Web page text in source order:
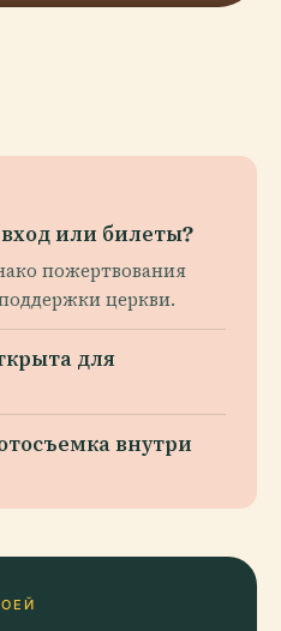
или билеты?
пожертвования
церкви.
для
внутри